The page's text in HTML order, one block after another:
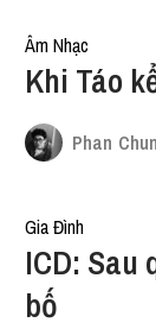
Âm Nhạc
Khi Táo
Phan
Gia Đình
ICD: Sau
bố